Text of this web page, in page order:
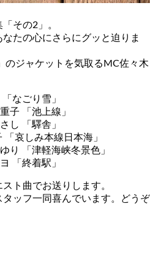
その2」。
たの心にさらにグッと迫りま
のジャケットを気取るMC佐々木
なごり雪」
子 「池上線」
し 「驛舎」
哀しみ本線日本海」
り 「津軽海峡冬景色」
「終着駅」
ト曲でお送りします。
ッフ一同喜んでいます。どうぞ